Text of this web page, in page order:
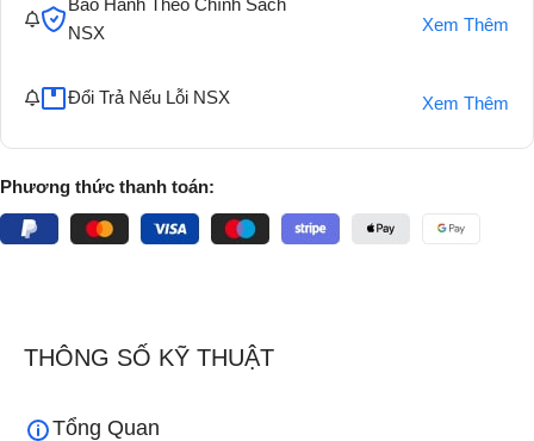
Bảo Hành Theo Chính Sách
NSX
Xem Thêm
Đổi Trả Nếu Lỗi NSX Xem Thêm
Phương thức thanh toán:
THÔNG SỐ KỸ THUẬT
Tổng Quan